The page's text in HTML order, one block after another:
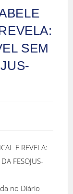
SEM
E REVELA:
FESOJUS-
no Diário